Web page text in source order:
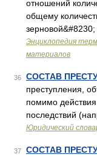
отношений
общему
зерновой&#8230;
Энциклопедия
материалов
36 СОСТАВ
преступления,
помимо
последствий
Юридический
37 СОСТАВ